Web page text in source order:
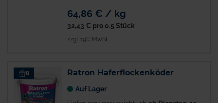
64,86 € / kg
32,43 € pro 0.5 Stück
zzgl. 19% MwSt.
8 Ratron Haferflockenköder
Auf Lager